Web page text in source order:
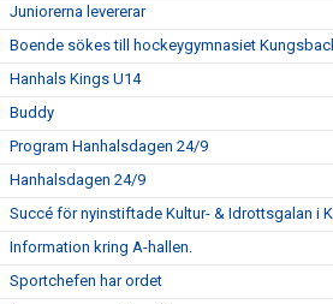
Juniorerna levererar
Boende sökes till hockeygymnasiet
Hanhals Kings U14
Buddy
Program Hanhalsdagen 24/9
Hanhalsdagen 24/9
Succé för nyinstiftade Kultur- & Idrottsgalan i
Information kring A-hallen.
Sportchefen har ordet